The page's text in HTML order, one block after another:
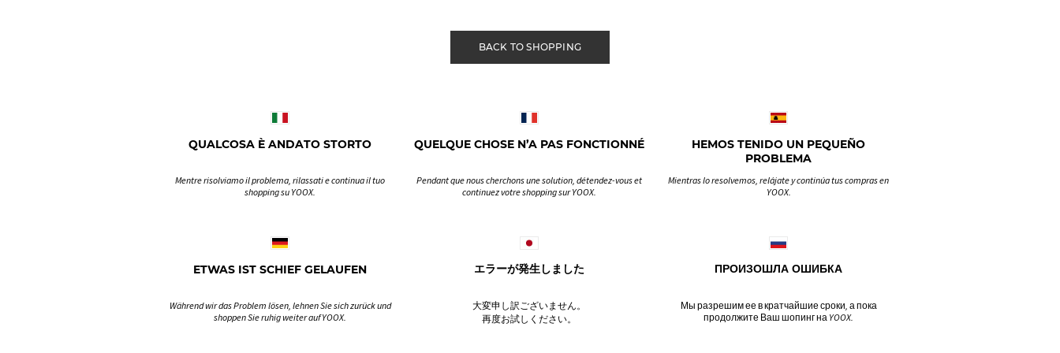
BACK TO SHOPPING
QUALCOSA È ANDATO STORTO
Mentre risolviamo il problema, rilassati e continua il tuo
shopping su YOOX.
QUELQUE CHOSE N’A PAS FONCTIONNÉ
Pendant que nous cherchons une solution, détendez-vous et
continuez votre shopping sur YOOX.
HEMOS TENIDO UN PEQUEÑO
PROBLEMA
Mientras lo resolvemos, relájate y continúa tus compras en
YOOX.
ETWAS IST SCHIEF GELAUFEN
Während wir das Problem lösen, lehnen Sie sich zurück und
shoppen Sie ruhig weiter auf YOOX.
エラーが発生しました
大変申し訳ございません。
再度お試しください。
ПРОИЗОШЛА ОШИБКА
Мы разрешим ее в кратчайшие сроки, а пока
продолжите Ваш шопинг на YOOX.